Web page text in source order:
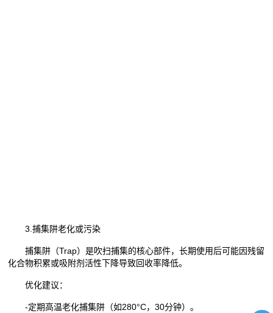
3.捕集阱老化或污染
捕集阱（Trap）是吹扫捕集的核心部件，长期使用后可能因残留
化合物积累或吸附剂活性下降导致回收率降低。
优化建议：
-定期高温老化捕集阱（如280°C，30分钟）。